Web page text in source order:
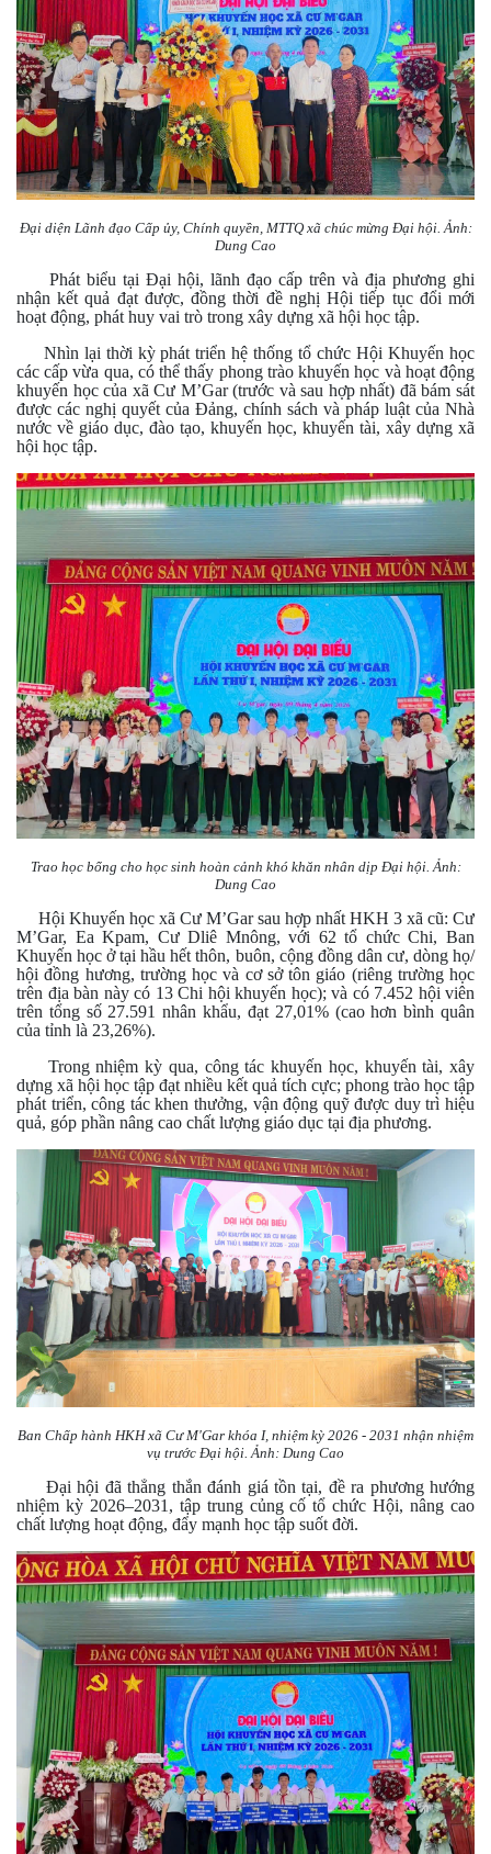
Đại diện Lãnh đạo Cấp ủy, Chính quyền, MTTQ xã chúc mừng Đại hội. Ảnh:
Dung Cao
Phát biểu tại Đại hội, lãnh đạo cấp trên và địa phương ghi
nhận kết quả đạt được, đồng thời đề nghị Hội tiếp tục đổi mới
hoạt động, phát huy vai trò trong xây dựng xã hội học tập.
Nhìn lại thời kỳ phát triển hệ thống tổ chức Hội Khuyến học
các cấp vừa qua, có thể thấy phong trào khuyến học và hoạt động
khuyến học của xã Cư M’Gar (trước và sau hợp nhất) đã bám sát
được các nghị quyết của Đảng, chính sách và pháp luật của Nhà
nước về giáo dục, đào tạo, khuyến học, khuyến tài, xây dựng xã
hội học tập.
Trao học bổng cho học sinh hoàn cảnh khó khăn nhân dịp Đại hội. Ảnh:
Dung Cao
Hội Khuyến học xã Cư M’Gar sau hợp nhất HKH 3 xã cũ: Cư
M’Gar, Ea Kpam, Cư Dliê Mnông, với 62 tổ chức Chi, Ban
Khuyến học ở tại hầu hết thôn, buôn, cộng đồng dân cư, dòng họ/
hội đồng hương, trường học và cơ sở tôn giáo (riêng trường học
trên địa bàn này có 13 Chi hội khuyến học); và có 7.452 hội viên
trên tổng số 27.591 nhân khẩu, đạt 27,01% (cao hơn bình quân
của tỉnh là 23,26%).
Trong nhiệm kỳ qua, công tác khuyến học, khuyến tài, xây
dựng xã hội học tập đạt nhiều kết quả tích cực; phong trào học tập
phát triển, công tác khen thưởng, vận động quỹ được duy trì hiệu
quả, góp phần nâng cao chất lượng giáo dục tại địa phương.
Ban Chấp hành HKH xã Cư M'Gar khóa I, nhiệm kỳ 2026 - 2031 nhận nhiệm
vụ trước Đại hội. Ảnh: Dung Cao
Đại hội đã thẳng thắn đánh giá tồn tại, đề ra phương hướng
nhiệm kỳ 2026–2031, tập trung củng cố tổ chức Hội, nâng cao
chất lượng hoạt động, đẩy mạnh học tập suốt đời.